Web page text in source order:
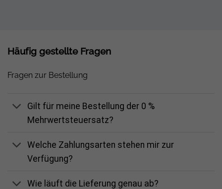
Häufig gestellte Fragen
Fragen zur Bestellung
Gilt für meine Bestellung der 0 %
Mehrwertsteuersatz?
Welche Zahlungsarten stehen mir zur
Verfügung?
Wie läuft die Lieferung genau ab?